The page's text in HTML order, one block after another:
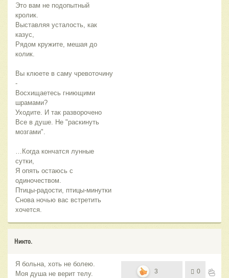
Это вам не подопытный
кролик.
Выставляя усталость, как
казус,
Рядом кружите, мешая до
колик.
Вы клюете в саму чревоточину
-
Восхищаетесь гниющими
шрамами?
Уходите. И так разворочено
Все в душе. Не "раскинуть
мозгами".
…Когда кончатся лунные
сутки,
Я опять остаюсь с
одиночеством.
Птицы-радости, птицы-минутки
Снова ночью вас встретить
хочется.
Никто.
Я больна, хоть не болею.
Моя душа не верит телу.
3 0